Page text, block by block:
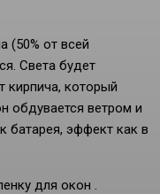
(50% от всей
Света будет
кирпича, который
обдувается ветром и
батарея, эффект как в
для окон .